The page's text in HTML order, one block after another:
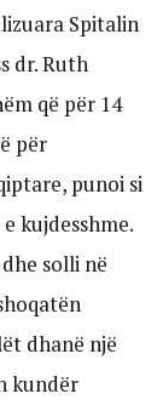
Spitalin
dr. Ruth
që për 14
për
punoi si
kujdesshme.
solli në
dhanë një
kundër